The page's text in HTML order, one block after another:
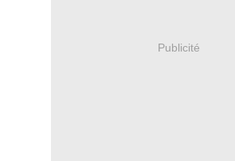
Publicité